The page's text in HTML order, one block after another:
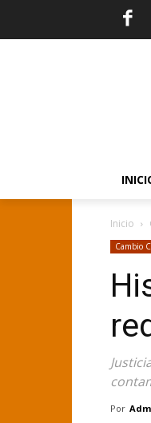
Inicio
Cambio
Por